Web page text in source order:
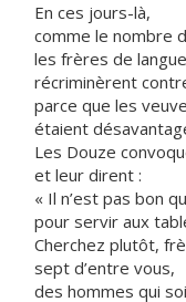
En ces jours-là,
comme le nombre
les frères de
récriminèrent
parce que les
étaient
Les Douze
et leur dirent :
« Il n’est pas bon
pour servir aux
Cherchez plutôt,
sept d’entre vous,
des hommes qui